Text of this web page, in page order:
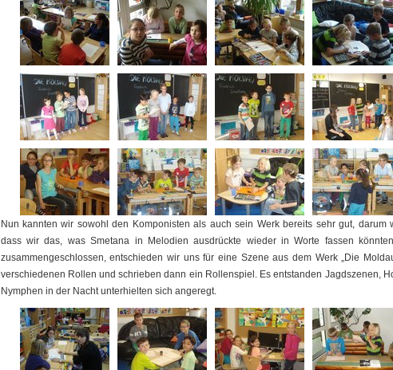
Nun kannten wir sowohl den Komponisten als auch sein Werk bereits sehr gut, darum
dass wir das, was Smetana in Melodien ausdrückte wieder in Worte fassen
zusammengeschlossen, entschieden wir uns für eine Szene aus dem Werk „Die
verschiedenen Rollen und schrieben dann ein Rollenspiel. Es entstanden Jagdszenen,
Nymphen in der Nacht unterhielten sich angeregt.